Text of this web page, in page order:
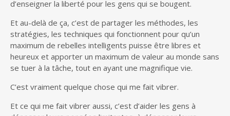
d’enseigner la liberté pour les gens qui se bougent.
Et au-delà de ça, c’est de partager les méthodes, les
stratégies, les techniques qui fonctionnent pour qu’un
maximum de rebelles intelligents puisse être libres et
heureux et apporter un maximum de valeur au monde sans
se tuer à la tâche, tout en ayant une magnifique vie.
C’est vraiment quelque chose qui me fait vibrer.
Et ce qui me fait vibrer aussi, c’est d’aider les gens à